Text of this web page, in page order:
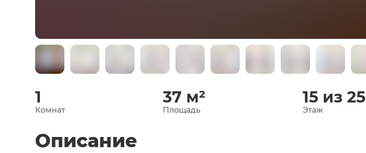
1
Комнат
37 м²
Площадь
15 из 25
Этаж
Описание